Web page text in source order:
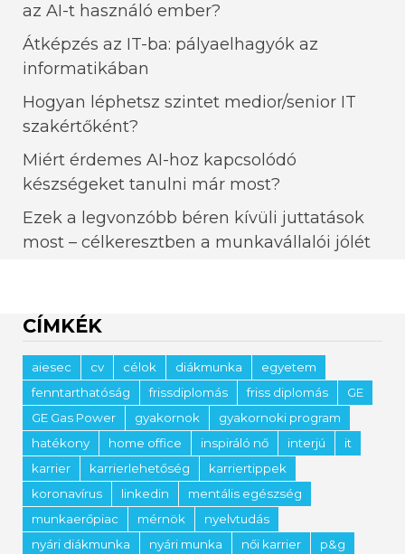
az AI-t használó ember?
Átképzés az IT-ba: pályaelhagyók az
informatikában
Hogyan léphetsz szintet medior/senior IT
szakértőként?
Miért érdemes AI-hoz kapcsolódó
készségeket tanulni már most?
Ezek a legvonzóbb béren kívüli juttatások
most – célkeresztben a munkavállalói jólét
CÍMKÉK
aiesec cv célok diákmunka
egyetem
fenntarthatóság
frissdiplomás friss diplomás
GE
GE Gas Power
gyakornok
gyakornoki program
hatékony
home office inspiráló nő interjú
it
karrier
karrierlehetőség
karriertippek
koronavírus
linkedin
mentális egészség
munkaerőpiac
mérnök
nyelvtudás
nyári diákmunka
nyári munka női karrier
p&g